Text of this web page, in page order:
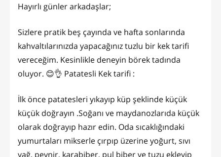
Hayırlı günler arkadaşlar;
Sizlere pratik beş çayında ve hafta sonlarında
kahvaltılarınızda yapacağınız tuzlu bir kek tarifi
vereceğim. Kesinlikle deneyin börek tadında
oluyor. 😊👌 Patatesli Kek tarifi :
İlk önce patatesleri yıkayıp küp şeklinde küçük
küçük doğrayın .Soğanı ve maydanozlarıda küçük
olarak doğrayıp hazır edin. Oda sıcaklığındaki
yumurtaları mikserle çırpıp üzerine yoğurt, sıvı
yağ, peynir, karabiber, pul biber ve tuzu ekleyip